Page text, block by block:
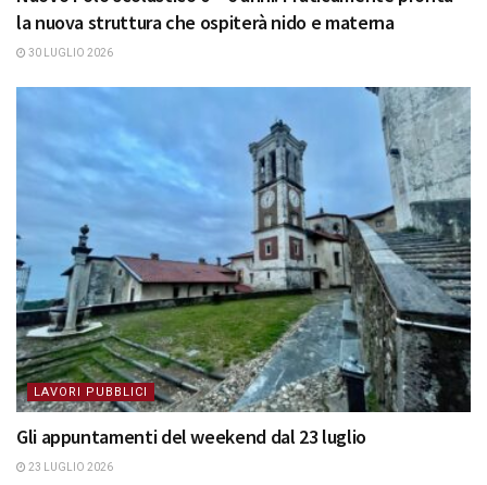
la nuova struttura che ospiterà nido e materna
30 LUGLIO 2026
LAVORI PUBBLICI
Gli appuntamenti del weekend dal 23 luglio
23 LUGLIO 2026